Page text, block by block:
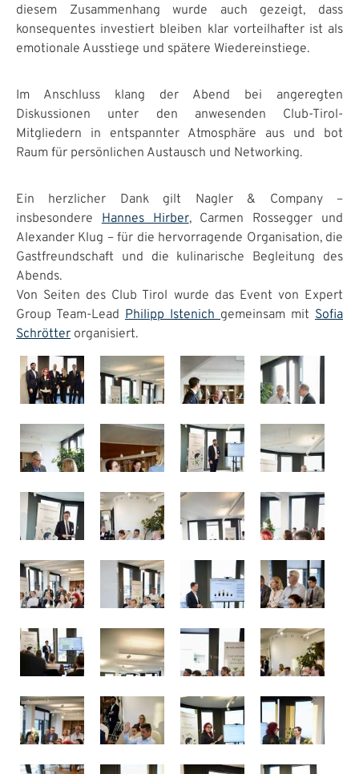
diesem Zusammenhang wurde auch gezeigt, dass
konsequentes investiert bleiben klar vorteilhafter ist als
emotionale Ausstiege und spätere Wiedereinstiege.
Im Anschluss klang der Abend bei angeregten
Diskussionen unter den anwesenden Club-Tirol-
Mitgliedern in entspannter Atmosphäre aus und bot
Raum für persönlichen Austausch und Networking.
Ein herzlicher Dank gilt Nagler & Company –
insbesondereHannes Hirber, Carmen Rossegger und
Alexander Klug – für die hervorragende Organisation, die
Gastfreundschaft und die kulinarische Begleitung des
Abends.
Von Seiten des Club Tirol wurde das Event von Expert
Group Team-Lead Philipp Istenichgemeinsam mit Sofia
Schrötter organisiert.